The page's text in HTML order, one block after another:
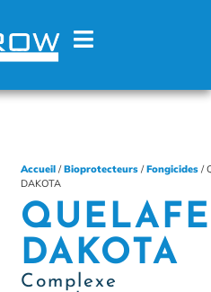
Accueil /Bioprotecteurs /Fongicides /
DAKOTA
DAKOTA
Complexe